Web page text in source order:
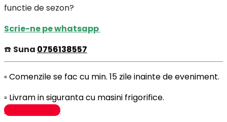
functie de sezon?
Scrie-ne pe whatsapp
☎️ Suna 0756138557
▫️ Comenzile se fac cu min. 15 zile inainte de eveniment.
▫️ Livram in siguranta cu masini frigorifice.
Adaugă în coș